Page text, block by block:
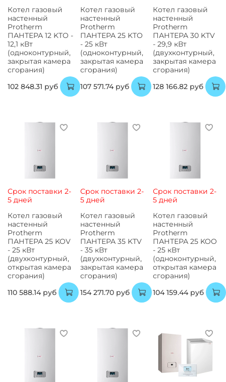
Котел газовый
настенный
Protherm
ПАНТЕРА 12 KTO -
12,1 кВт
(одноконтурный,
закрытая камера
сгорания)
102 848.31 руб
Котел газовый
настенный
Protherm
ПАНТЕРА 25 KTO
- 25 кВт
(одноконтурный,
закрытая камера
сгорания)
107 571.74 руб
Котел газовый
настенный
Protherm
ПАНТЕРА 30 KTV
- 29,9 кВт
(двухконтурный,
закрытая камера
сгорания)
128 166.82 руб
Срок поставки 2-
5 дней
Котел газовый
настенный
Protherm
ПАНТЕРА 25 KOV
- 25 кВт
(двухконтурный,
открытая камера
сгорания)
110 588.14 руб
Срок поставки 2-
5 дней
Котел газовый
настенный
Protherm
ПАНТЕРА 35 KTV
- 35 кВт
(двухконтурный,
закрытая камера
сгорания)
154 271.70 руб
Срок поставки 2-
5 дней
Котел газовый
настенный
Protherm
ПАНТЕРА 25 KOO
- 25 кВт
(одноконтурный,
открытая камера
сгорания)
104 159.44 руб